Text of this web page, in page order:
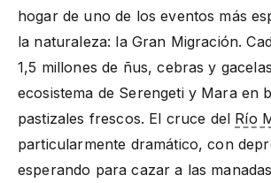
hogar de uno de los eventos más
la naturaleza: la Gran Migración.
1,5 millones de ñus, cebras y
ecosistema de Serengeti y Mara en
pastizales frescos. El cruce del Río
particularmente dramático, con
esperando para cazar a las